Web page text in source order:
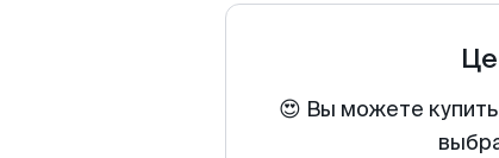
😍 Вы можете